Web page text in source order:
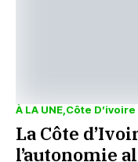
À LA UNE Côte D’ivoire
La Côte
l’autonomie